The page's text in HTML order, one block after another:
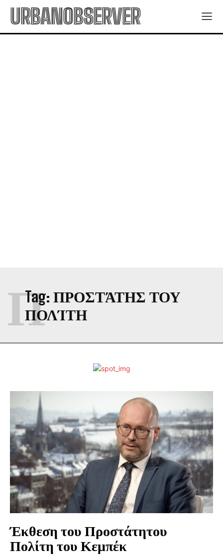
URBANOBSERVER
Tag: ΠΡΟΣΤΆΤΗΣ ΤΟΥ
ΠΟΛΊΤΗ
Π
Έκθεση του Προστάτητου
Πολίτη του Κεμπέκ